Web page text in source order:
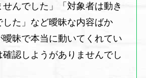
せんでした」「対象者は動き
した」など曖昧な内容ばか
曖昧で本当に動いてくれてい
確認しようがありませんでし